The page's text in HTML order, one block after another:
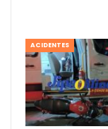
ACIDENTES